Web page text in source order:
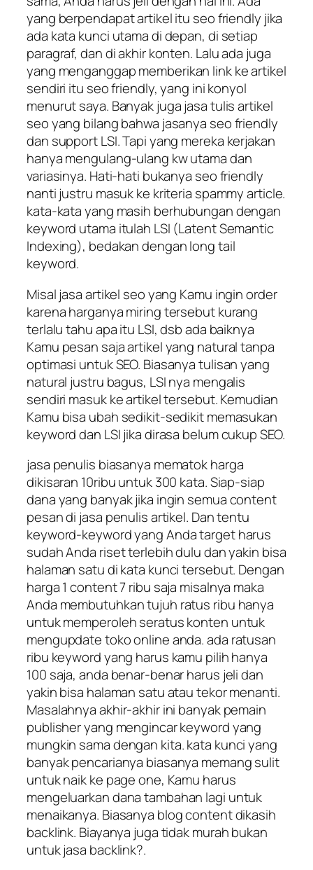
yang berpendapat artikel itu seo friendly jika
ada kata kunci utama di depan, di setiap
paragraf, dan di akhir konten. Lalu ada juga
yang menganggap memberikan link ke artikel
sendiri itu seo friendly, yang ini konyol
menurut saya. Banyak juga jasa tulis artikel
seo yang bilang bahwa jasanya seo friendly
dan support LSI. Tapi yang mereka kerjakan
hanya mengulang-ulang kw utama dan
variasinya. Hati-hati bukanya seo friendly
nanti justru masuk ke kriteria spammy article.
kata-kata yang masih berhubungan dengan
keyword utama itulah LSI (Latent Semantic
Indexing), bedakan dengan long tail
keyword.
Misal jasa artikel seo yang Kamu ingin order
karena harganya miring tersebut kurang
terlalu tahu apa itu LSI, dsb ada baiknya
Kamu pesan saja artikel yang natural tanpa
optimasi untuk SEO. Biasanya tulisan yang
natural justru bagus, LSI nya mengalis
sendiri masuk ke artikel tersebut. Kemudian
Kamu bisa ubah sedikit-sedikit memasukan
keyword dan LSI jika dirasa belum cukup SEO.
jasa penulis biasanya mematok harga
dikisaran 10ribu untuk 300 kata. Siap-siap
dana yang banyak jika ingin semua content
pesan di jasa penulis artikel. Dan tentu
keyword-keyword yang Anda target harus
sudah Anda riset terlebih dulu dan yakin bisa
halaman satu di kata kunci tersebut. Dengan
harga 1 content 7 ribu saja misalnya maka
Anda membutuhkan tujuh ratus ribu hanya
untuk memperoleh seratus konten untuk
mengupdate toko online anda. ada ratusan
ribu keyword yang harus kamu pilih hanya
100 saja, anda benar-benar harus jeli dan
yakin bisa halaman satu atau tekor menanti.
Masalahnya akhir-akhir ini banyak pemain
publisher yang mengincar keyword yang
mungkin sama dengan kita. kata kunci yang
banyak pencarianya biasanya memang sulit
untuk naik ke page one, Kamu harus
mengeluarkan dana tambahan lagi untuk
menaikanya. Biasanya blog content dikasih
backlink. Biayanya juga tidak murah bukan
untuk jasa backlink?.